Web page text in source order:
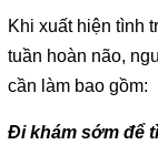
Khi xuất hiện tình
tuần hoàn não,
cần làm bao gồm:
Đi khám sớm để